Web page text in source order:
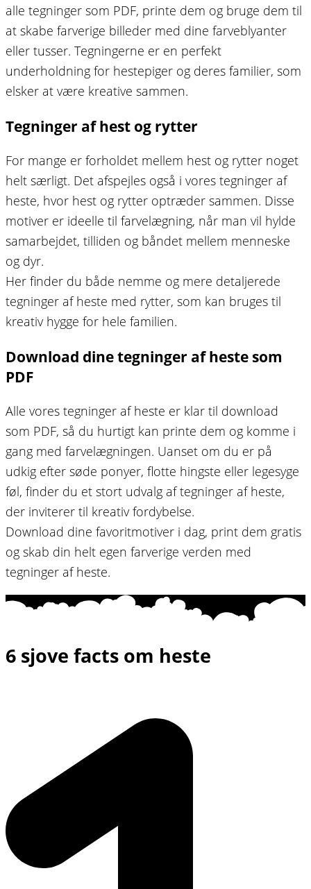
alle tegninger som PDF, printe dem og bruge dem til
at skabe farverige billeder med dine farveblyanter
eller tusser. Tegningerne er en perfekt
underholdning for hestepiger og deres familier, som
elsker at være kreative sammen.
Tegninger af hest og rytter
For mange er forholdet mellem hest og rytter noget
helt særligt. Det afspejles også i vores tegninger af
heste, hvor hest og rytter optræder sammen. Disse
motiver er ideelle til farvelægning, når man vil hylde
samarbejdet, tilliden og båndet mellem menneske
og dyr.
Her finder du både nemme og mere detaljerede
tegninger af heste med rytter, som kan bruges til
kreativ hygge for hele familien.
Download dine tegninger af heste som
PDF
Alle vores tegninger af heste er klar til download
som PDF, så du hurtigt kan printe dem og komme i
gang med farvelægningen. Uanset om du er på
udkig efter søde ponyer, flotte hingste eller legesyge
føl, finder du et stort udvalg af tegninger af heste,
der inviterer til kreativ fordybelse.
Download dine favoritmotiver i dag, print dem gratis
og skab din helt egen farverige verden med
tegninger af heste.
6 sjove facts om heste